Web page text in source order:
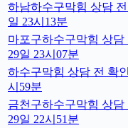
하남하수구막힘 상담
일 23시13분
마포구하수구막힘 상담
29일 23시07분
하수구막힘 상담 전 확
시59분
금천구하수구막힘 상담
29일 22시51분